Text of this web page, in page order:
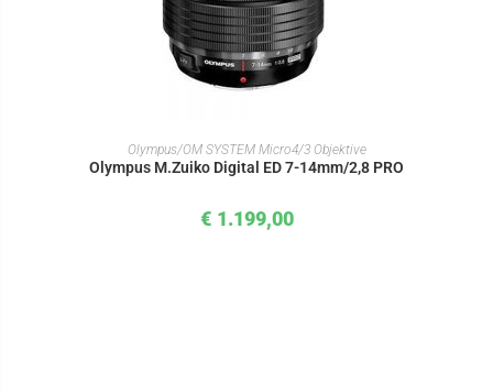
IN DEN WARENKORB
Olympus/OM SYSTEM Micro4/3 Objektive
Olympus M.Zuiko Digital ED 7-14mm/2,8 PRO
€ 1.199,00